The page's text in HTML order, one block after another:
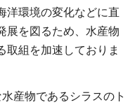
洋環境の変化などに直
展を図るため、水産物
取組を加速しておりま
産物であるシラスのト